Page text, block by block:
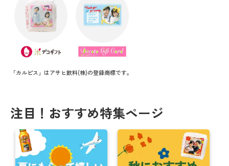
「カルピス」はアサヒ飲料(株)の登録商標です。
注目！おすすめ特集ページ